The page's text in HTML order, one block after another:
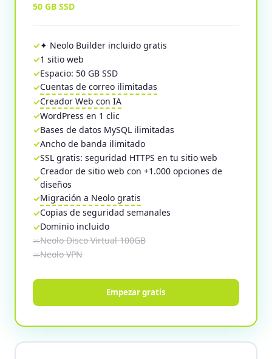
50 GB SSD
✦ Neolo Builder incluido gratis
1 sitio web
Espacio: 50 GB SSD
Cuentas de correo ilimitadas
Creador Web con IA
WordPress en 1 clic
Bases de datos MySQL ilimitadas
Ancho de banda ilimitado
SSL gratis: seguridad HTTPS en tu sitio web
Creador de sitio web con +1.000 opciones de
diseños
Migración a Neolo gratis
Copias de seguridad semanales
Dominio incluido
Neolo Disco Virtual 100GB
Neolo VPN
Empezar gratis